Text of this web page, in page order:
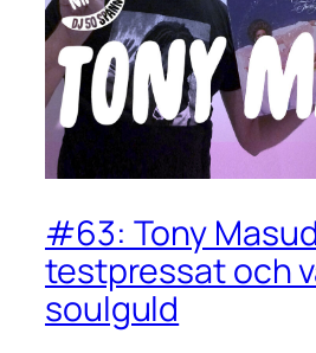
#63: Tony
testpressat och
soulguld